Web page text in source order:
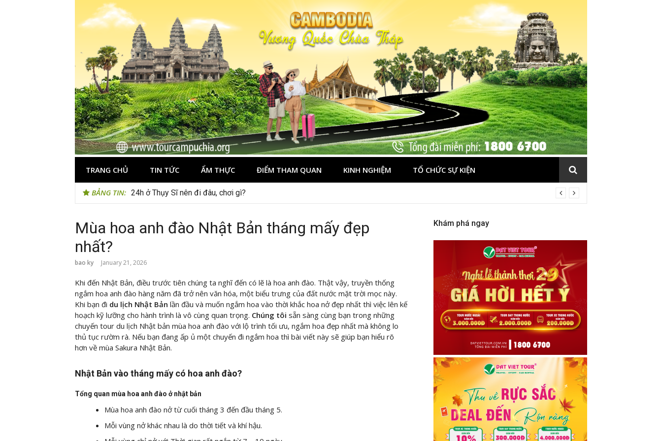
TRANG CHỦ TIN TỨC ẨM THỰC ĐIỂM THAM QUAN KINH NGHIỆM TỔ CHỨC SỰ KIỆN
BẢNG TIN: 24h ở Thụy Sĩ nên đi đâu, chơi gì?
Mùa hoa anh đào Nhật Bản tháng mấy đẹp
nhất?
bao ky January 21, 2026
Khi đến Nhật Bản, điều trước tiên chúng ta nghĩ đến có lẽ là hoa anh đào. Thật vậy, truyền thống
ngắm hoa anh đào hàng năm đã trở nên văn hóa, một biểu trưng của đất nước mặt trời mọc này.
Khi bạn đi du lịch Nhật Bản lần đầu và muốn ngắm hoa vào thời khắc hoa nở đẹp nhất thì việc lên kế
hoạch kỹ lưỡng cho hành trình là vô cùng quan trọng. Chúng tôi sẵn sàng cùng bạn trong những
chuyến tour du lịch Nhật bản mùa hoa anh đào với lộ trình tối ưu, ngắm hoa đẹp nhất mà không lo
thủ tục rườm rà. Nếu bạn đang ấp ủ một chuyến đi ngắm hoa thì bài viết này sẽ giúp bạn hiểu rõ
hơn về mùa Sakura Nhật Bản.
Nhật Bản vào tháng mấy có hoa anh đào?
Tổng quan mùa hoa anh đào ở nhật bản
Mùa hoa anh đào nở từ cuối tháng 3 đến đầu tháng 5.
Mỗi vùng nở khác nhau là do thời tiết và khí hậu.
Khám phá ngay